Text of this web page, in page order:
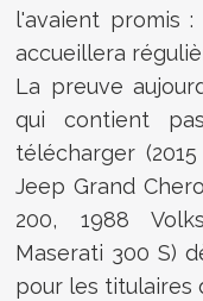
l'avaient promis
accueillera
La preuve
qui contient
télécharger
Jeep Grand
200, 1988
Maserati 300 S)
pour les titulaires